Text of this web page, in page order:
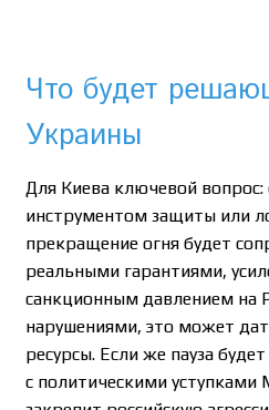
Что будет
Украины
Для Киева ключевой вопрос:
инструментом защиты или
прекращение огня будет
реальными гарантиями,
санкционным давлением на
нарушениями, это может
ресурсы. Если же пауза
с политическими уступками